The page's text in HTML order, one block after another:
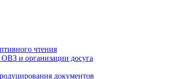
чтения
и организации досуга
документов